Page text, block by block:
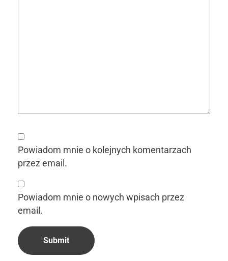
Powiadom mnie o kolejnych komentarzach
przez email.
Powiadom mnie o nowych wpisach przez
email.